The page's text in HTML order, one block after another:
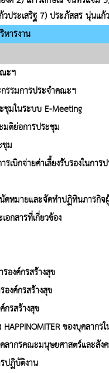
วประเสริฐ 7) ประภัสสร นุ่น
หารงาน
ะฯ
รมการประจำคณะฯ
มในระบบ E-Meeting
ติย่อการประชุม
ม
บิกจ่ายค่าเลี้ยงรับรองในการ
หมายและจัดทำปฏิทินภารกิจ
กสารที่เกี่ยวข้อง
งค์กรสร้างสุข
งค์กรสร้างสุข
รสร้างสุข
ของบุคลากร
ลากรคณะมนุษยศาสตร์และสัง
ปฏิบัติงาน